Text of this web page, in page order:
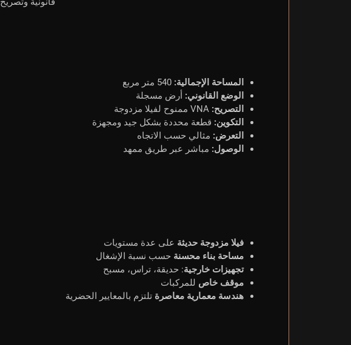
المساحة الإجمالية:
الوضع القانوني: أرض مسجلة
التصريح:
التكوين: قطعة محددة بشكل جيد ومجهزة
التعرض: مثالي حسب الاتجاه
الوصول: مباشر عبر طريق ممهد
فيلا مزدوجة حديثة على عدة مستويات
مساحة بناء محسنة حسب نسبة الإشغال
تجهيزات خارجية: حديقة، تراس، مسبح
موقف خاص للمركبات
هندسة معمارية معاصرة تلتزم بالمعايير الحضرية